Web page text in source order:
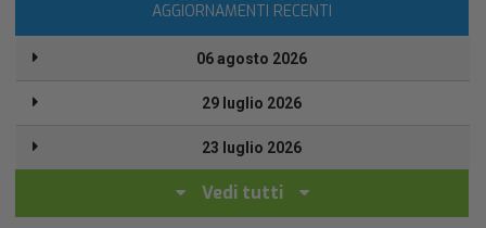
AGGIORNAMENTI RECENTI
06 agosto 2026
29 luglio 2026
23 luglio 2026
Vedi tutti